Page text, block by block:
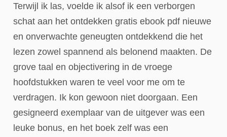
Terwijl ik las, voelde ik alsof ik een verborgen
schat aan het ontdekken gratis ebook pdf nieuwe
en onverwachte geneugten ontdekkend die het
lezen zowel spannend als belonend maakten. De
grove taal en objectivering in de vroege
hoofdstukken waren te veel voor me om te
verdragen. Ik kon gewoon niet doorgaan. Een
gesigneerd exemplaar van de uitgever was een
leuke bonus, en het boek zelf was een